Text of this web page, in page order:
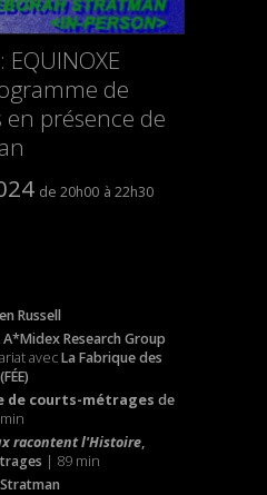
EQUINOXE
de
présence de
20h00 22h30
Russell
A*Midex Research Group
avecLa Fabrique des
de courts-métrages de
racontent l'Histoire,
| 89 min